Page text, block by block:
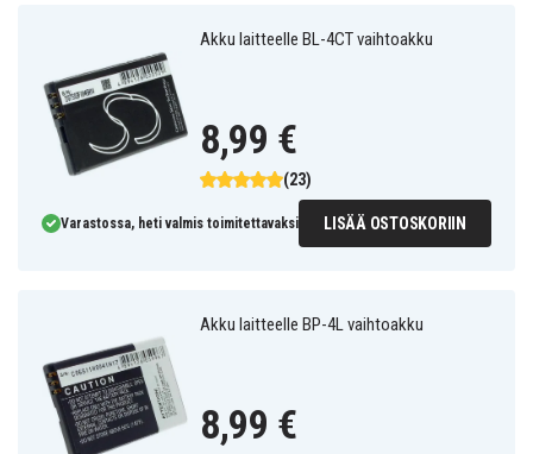
Akku laitteelle BL-4CT vaihtoakku
(23)
8,99 €
Varastossa, heti valmis toimitettavaksi LISÄÄ OSTOSKORIIN
Akku laitteelle BP-4L vaihtoakku
8,99 €